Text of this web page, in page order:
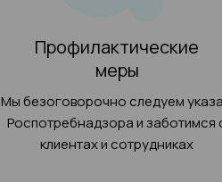
Профилактические
меры
Мы безоговорочно следуем
Роспотребнадзора и заботимся
клиентах и сотрудниках